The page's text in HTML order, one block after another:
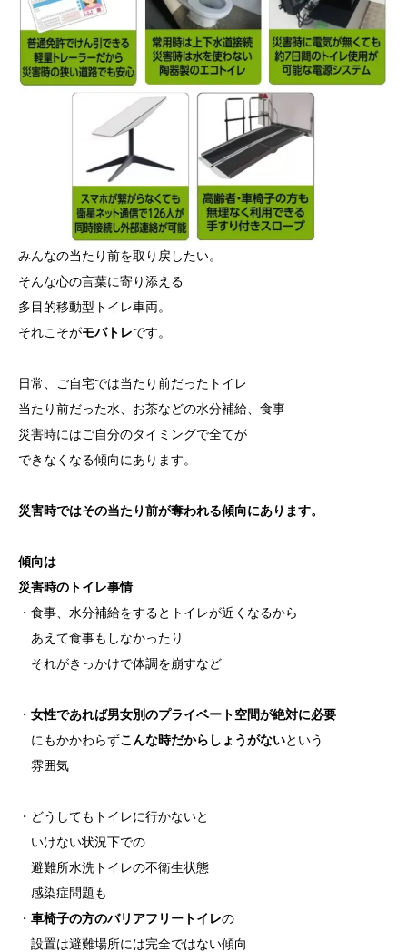
みんなの当たり前を取り戻したい。
そんな心の言葉に寄り添える
多目的移動型トイレ車両。
それこそがモバトレです。
日常、ご自宅では当たり前だったトイレ
当たり前だった水、お茶などの水分補給、食事
災害時にはご自分のタイミングで全てが
できなくなる傾向にあります。
災害時ではその当たり前が奪われる傾向にあります。
傾向は
災害時のトイレ事情
・食事、水分補給をするとトイレが近くなるから
あえて食事もしなかったり
それがきっかけで体調を崩すなど
・ 女性であれば男女別のプライベート空間が絶対に必要
にもかかわらずこんな時だからしょうがないという
雰囲気
・どうしてもトイレに行かないと
いけない状況下での
避難所水洗トイレの不衛生状態
感染症問題も
・ 車椅子の方のバリアフリートイレの
設置は避難場所には完全ではない傾向